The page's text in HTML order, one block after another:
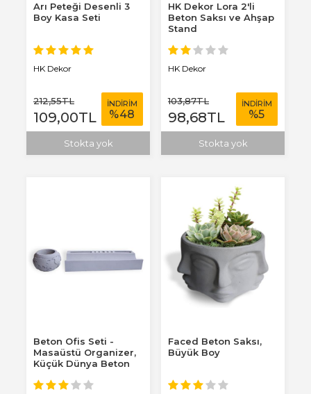
Arı Peteği Desenli 3
Boy Kasa Seti
HK Dekor
212,55TL
109,00TL
İNDİRİM
%48
Stokta yok
HK Dekor Lora 2'li
Beton Saksı ve Ahşap
Stand
HK Dekor
103,87TL
98,68TL
İNDİRİM
%5
Stokta yok
Beton Ofis Seti -
Masaüstü Organizer,
Küçük Dünya Beton
Faced Beton Saksı,
Büyük Boy